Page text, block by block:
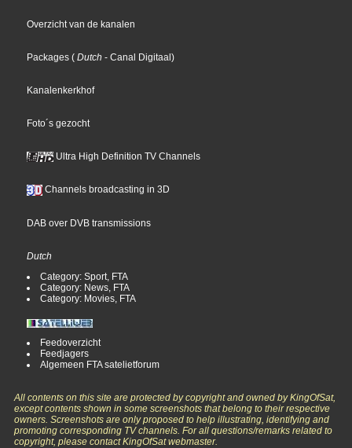
Overzicht van de kanalen
Packages ( Dutch - Canal Digitaal)
Kanalenkerkhof
Foto´s gezocht
Ultra High Definition TV Channels
Channels broadcasting in 3D
DAB over DVB transmissions
Dutch
Category: Sport, FTA
Category: News, FTA
Category: Movies, FTA
Feedoverzicht
Feedjagers
Algemeen FTA satelietforum
All contents on this site are protected by copyright and owned by KingOfSat,
except contents shown in some screenshots that belong to their respective
owners. Screenshots are only proposed to help illustrating, identifying and
promoting corresponding TV channels. For all questions/remarks related to
copyright, please contact KingOfSat webmaster.